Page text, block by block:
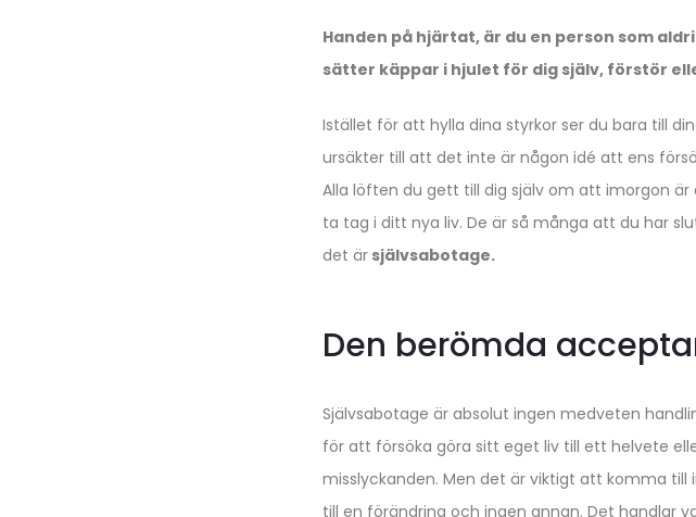
Handen på hjärtat, är du en person som
sätter käppar i hjulet för dig själv, förstör
Istället för att hylla dina styrkor ser du bara till
ursäkter till att det inte är någon idé att ens
Alla löften du gett till dig själv om att imorgon
ta tag i ditt nya liv. De är så många att du har
det är självsabotage.
Den berömda
Självsabotage är absolut ingen medveten
för att försöka göra sitt eget liv till ett helvete
misslyckanden. Men det är viktigt att komma
till en förändring och ingen annan. Det handlar